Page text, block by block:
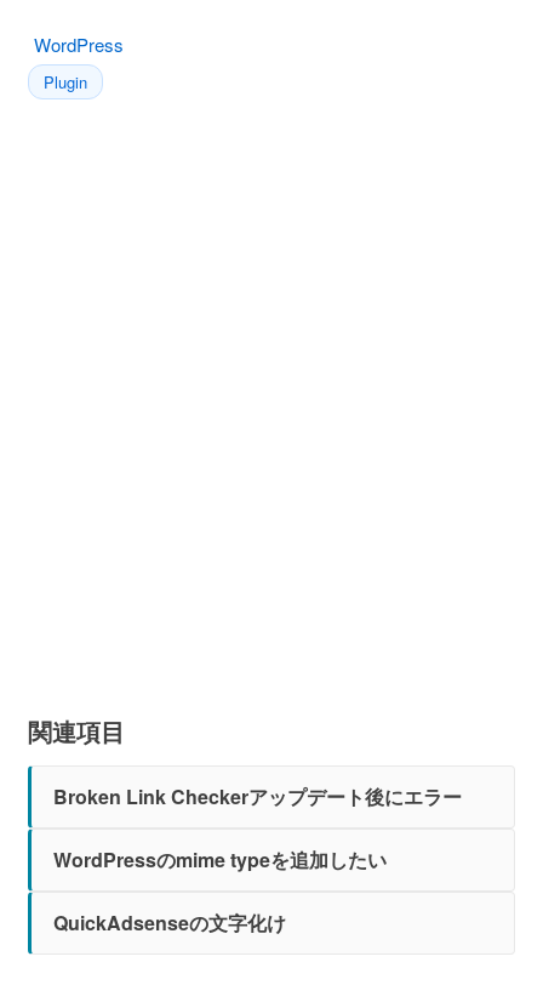
WordPress
Plugin
関連項目
Broken Link Checkerアップデート後にエラー
WordPressのmime typeを追加したい
QuickAdsenseの文字化け